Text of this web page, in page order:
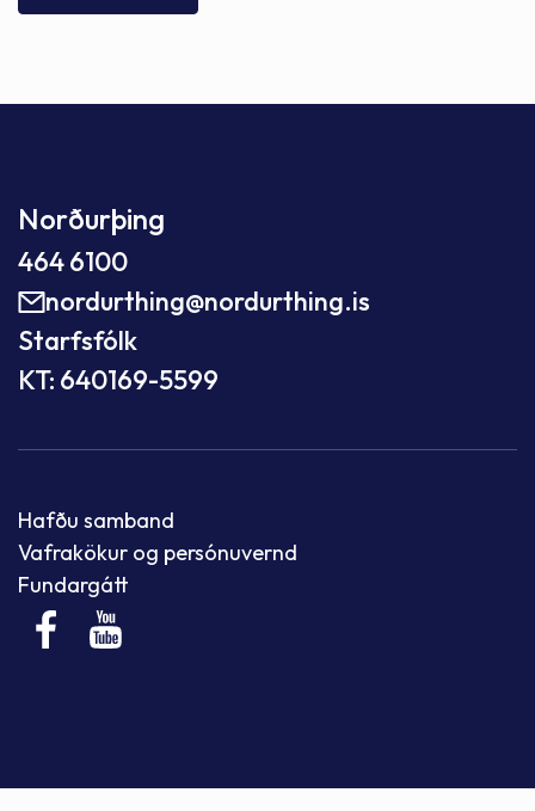
Norðurþing
464 6100
nordurthing@nordurthing.is
Starfsfólk
KT: 640169-5599
Hafðu samband
Vafrakökur og persónuvernd
Fundargátt